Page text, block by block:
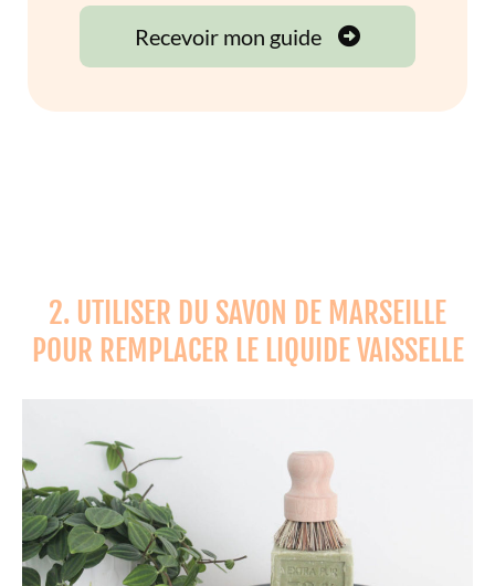
2. UTILISER DU SAVON DE MARSEILLE
POUR REMPLACER LE LIQUIDE VAISSELLE